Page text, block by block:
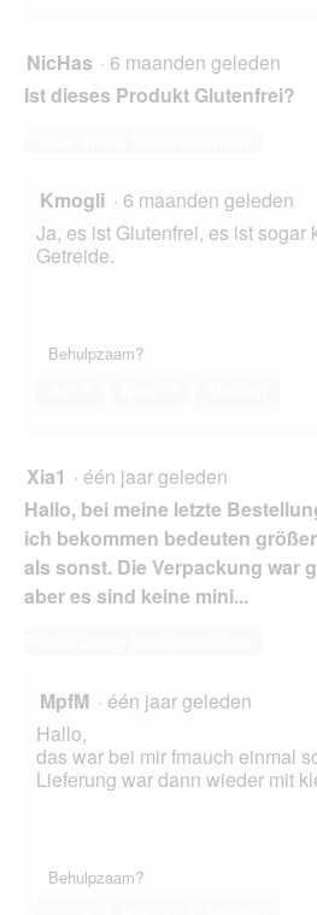
NicHas · 6 maanden geleden
Ist dieses Produkt Glutenfrei?
Kmogli · 6 maanden geleden
Ja, es ist Glutenfrei, es ist sogar
Getreide.
Behulpzaam?
Xia1 · één jaar geleden
Hallo, bei meine letzte
ich bekommen bedeuten
als sonst. Die Verpackung war
aber es sind keine mini...
MpfM · één jaar geleden
Hallo,
das war bei mir fmauch einmal
Lieferung war dann wieder mit
Behulpzaam?